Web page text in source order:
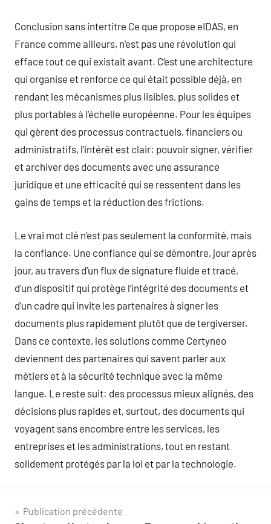
Conclusion sans intertitre Ce que propose eIDAS, en
France comme ailleurs, n’est pas une révolution qui
efface tout ce qui existait avant. C’est une architecture
qui organise et renforce ce qui était possible déjà, en
rendant les mécanismes plus lisibles, plus solides et
plus portables à l’échelle européenne. Pour les équipes
qui gèrent des processus contractuels, financiers ou
administratifs, l’intérêt est clair: pouvoir signer, vérifier
et archiver des documents avec une assurance
juridique et une efficacité qui se ressentent dans les
gains de temps et la réduction des frictions.
Le vrai mot clé n’est pas seulement la conformité, mais
la confiance. Une confiance qui se démontre, jour après
jour, au travers d’un flux de signature fluide et tracé,
d’un dispositif qui protège l’intégrité des documents et
d’un cadre qui invite les partenaires à signer les
documents plus rapidement plutôt que de tergiverser.
Dans ce contexte, les solutions comme Certyneo
deviennent des partenaires qui savent parler aux
métiers et à la sécurité technique avec la même
langue. Le reste suit: des processus mieux alignés, des
décisions plus rapides et, surtout, des documents qui
voyagent sans encombre entre les services, les
entreprises et les administrations, tout en restant
solidement protégés par la loi et par la technologie.
Navigation
Publication précédente